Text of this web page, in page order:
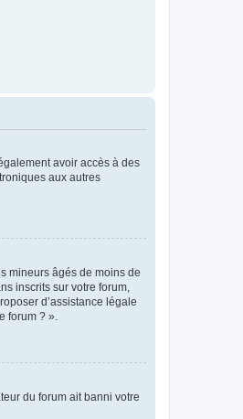
avoir accès à des
aux autres
mineurs âgés de moins de
inscrits sur votre forum,
d’assistance légale
forum ? ».
du forum ait banni votre